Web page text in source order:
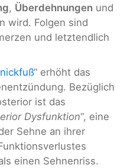
, Überdehnungen und
wird. Folgen sind
und letztendlich
“ erhöht das
Bezüglich
ist das
Dysfunktion“, eine
Sehne an ihrer
einen Sehnenriss.